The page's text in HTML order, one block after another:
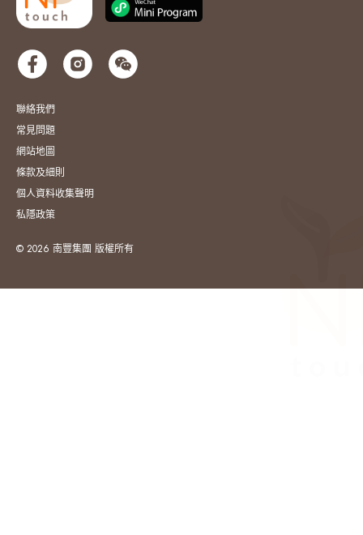
聯絡我們
常見問題
網站地圖
條款及細則
個人資料收集聲明
私隱政策
© 2026 南豐集團 版權所有